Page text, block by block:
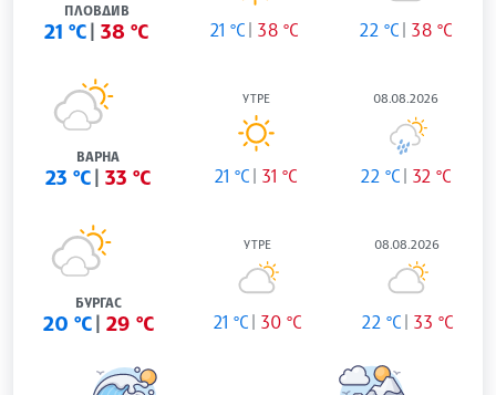
ПЛОВДИВ
21 °C 38 °C 21 °C 38 °C 22 °C 38 °C
ВАРНА
23 °C 33 °C
УТРЕ
21 °C 31 °C
08.08.2026
22 °C 32 °C
БУРГАС
20 °C 29 °C
УТРЕ
21 °C 30 °C
08.08.2026
22 °C 33 °C